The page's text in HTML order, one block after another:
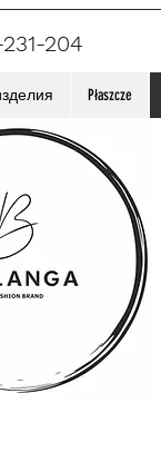
204
Płaszcze